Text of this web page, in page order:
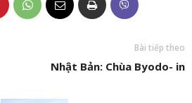
Bài tiếp theo
Nhật Bản: Chùa Byodo- in